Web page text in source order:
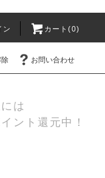
ン カート(0)
除 お問い合わせ
は
ント還元中！